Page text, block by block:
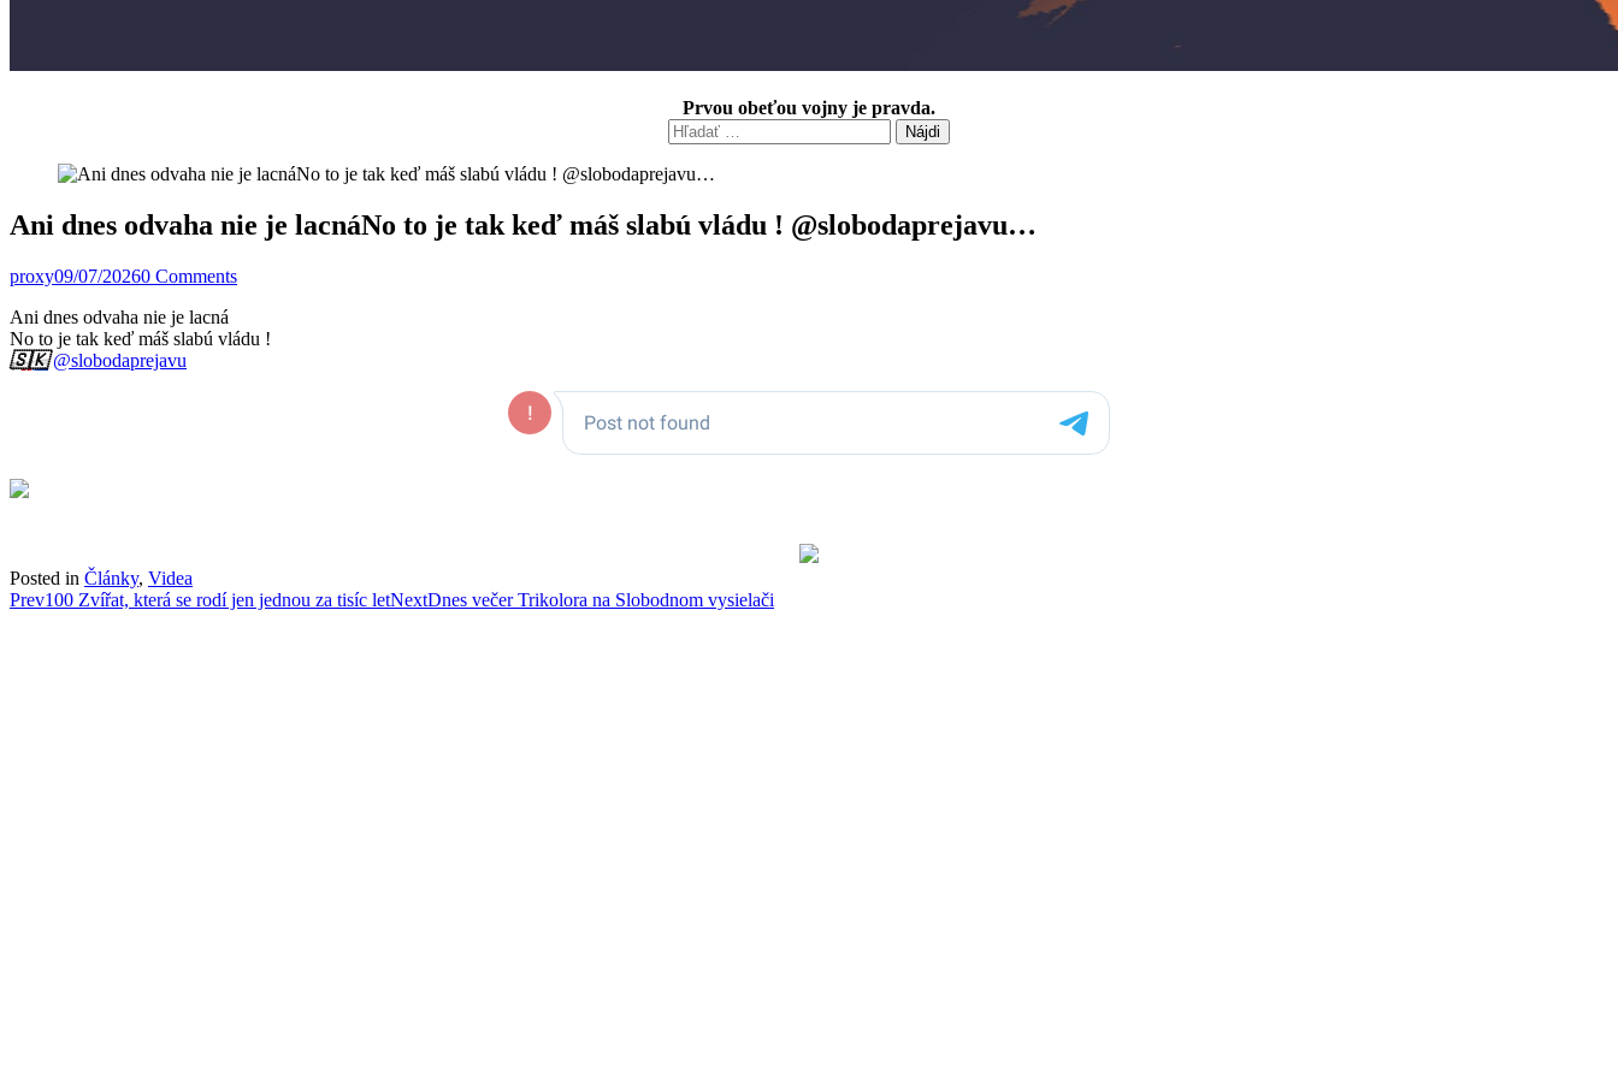
Prvou obeťou vojny je pravda.
Hľadať:
Ani dnes odvaha nie je lacnáNo to je tak keď máš slabú vládu ! @slobodaprejavu…
proxy09/07/20260 Comments
Ani dnes odvaha nie je lacná
No to je tak keď máš slabú vládu !
🇸🇰 @slobodaprejavu
Posted in Články, Videa
Post
Prev100 Zvířat, která se rodí jen jednou za tisíc letNextDnes večer Trikolora na Slobodnom vysielači